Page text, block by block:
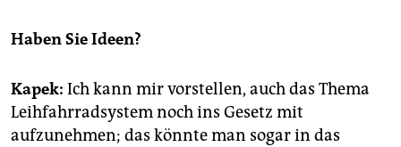
Haben Sie Ideen?
Kapek: Ich kann mir vorstellen, auch das Thema
Leihfahrradsystem noch ins Gesetz mit
aufzunehmen; das könnte man sogar in das